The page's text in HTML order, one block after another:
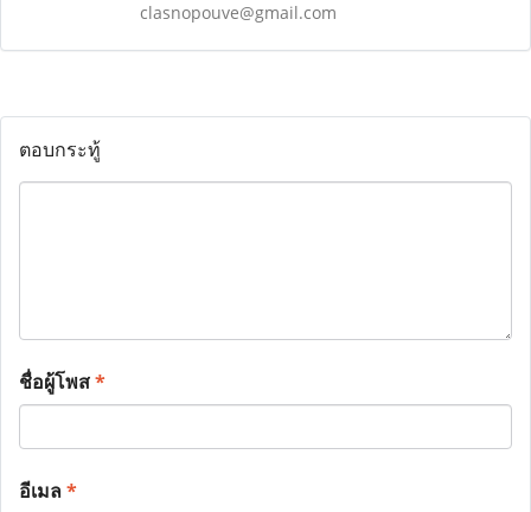
clasnopouve@gmail.com
ตอบกระทู้
ชื่อผู้โพส*
อีเมล*